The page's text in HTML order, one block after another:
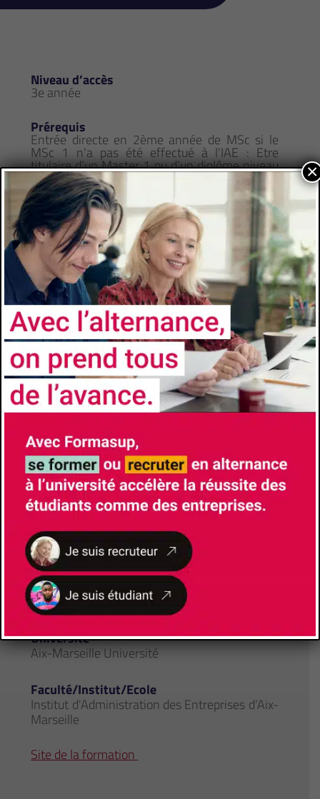
Niveau d’accès
3e année
Prérequis
Entrée directe en 2ème année de MSc si le
MSc 1 n'a pas été effectué à l'IAE : Etre
titulaire d’un Master 1 ou d’un diplôme niveau
Bac+4 (240 ECTS) ou plus. Les profils
scientifiques et ingénieurs sont les bienvenus
dans ce programme. ou équivalent (diplôme
étranger, VAE) justifier d’expériences
professionnelles significatives, de séjours à
l’international et d’une très bonne maîtrise
des langues française et anglaise Le
recrutement s’effectue sur dossier de
candidature en ligne sur notre site.
Comment candidater
https://iae-aix.univ-
amu.fr/fr/programmes/organisation-
msc/msc2/msc-2-management-
specialisation-controle-gestion-
reporting#section-4135
Les avantages de l'alternance
l’employeur- Insertion professionnelle accrue
à l’issue du diplôme- Diplôme Universitaires
reconnus et visés par l’État
CONTACTS
Université
Aix-Marseille Université
Faculté/Institut/Ecole
Institut d'Administration des Entreprises d'Aix-
Marseille
Site de la formation
×